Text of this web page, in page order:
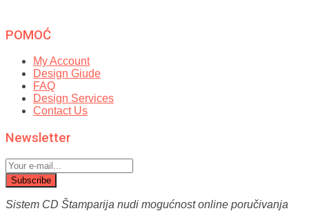
POMOĆ
My Account
Design Giude
FAQ
Design Services
Contact Us
Newsletter
Subscribe
Sistem CD Štamparija nudi mogućnost online poručivanja